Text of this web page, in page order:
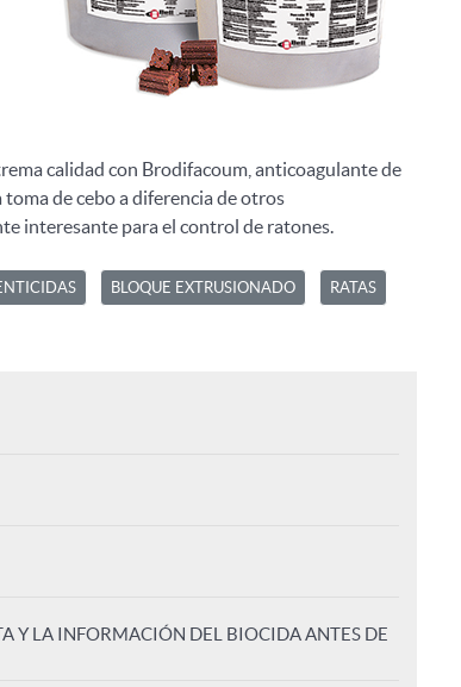
calidad con Brodifacoum, anticoagulante de
de cebo a diferencia de otros
interesante para el control de ratones.
BLOQUE EXTRUSIONADO RATAS
Y LA INFORMACIÓN DEL BIOCIDA ANTES DE